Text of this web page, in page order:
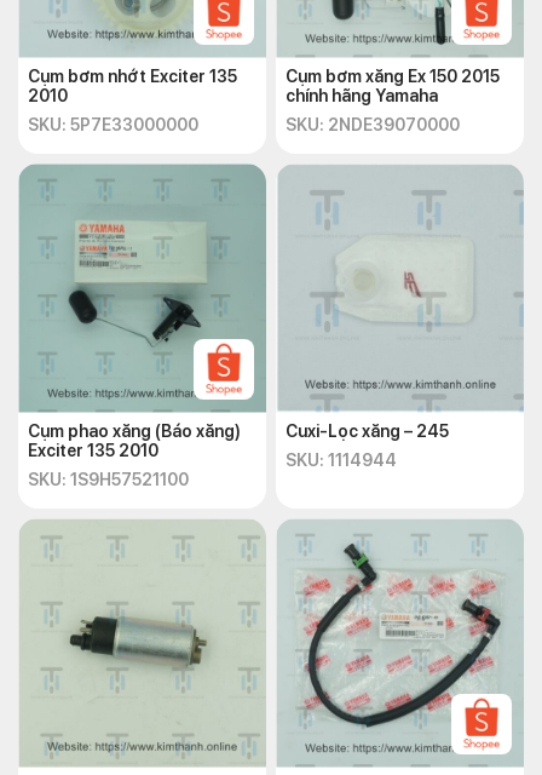
Cụm bơm nhớt Exciter 135
2010
SKU: 5P7E33000000
Cụm bơm xăng Ex 150 2015
chính hãng Yamaha
SKU: 2NDE39070000
Cụm phao xăng (Báo xăng)
Exciter 135 2010
SKU: 1S9H57521100
Cuxi-Lọc xăng – 245
SKU: 1114944